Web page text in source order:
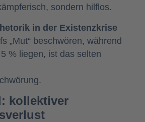
sondern hilflos.
in der Existenzkrise
„Mut“ beschwören, während
% liegen, ist das selten
kollektiver